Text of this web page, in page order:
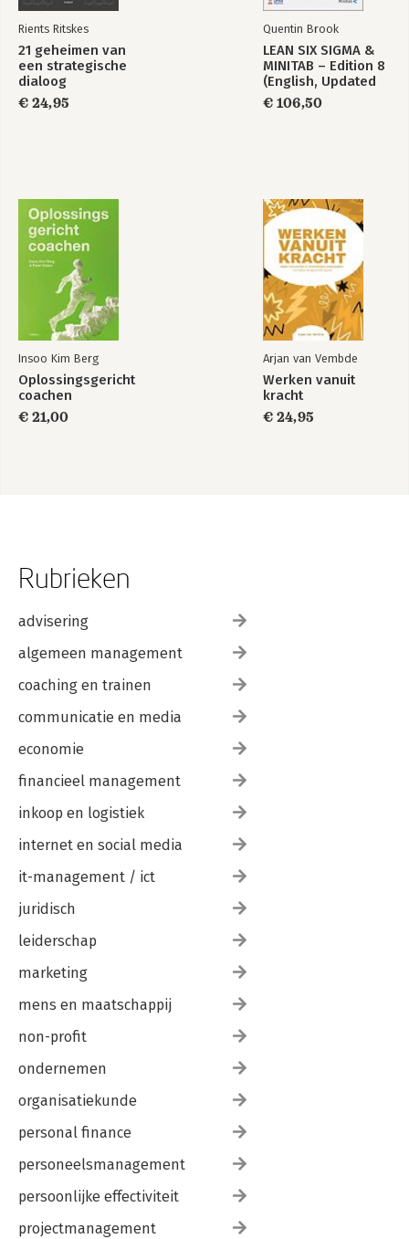
18 Relatiegeschenken die indruk maken 115
Vergeet het kerstgeschenk, ga voor onderscheidend
19 Aanbevelingen en referenties 119
De meest geloofwaardige reclame komt van klanten
20 Supporters en ambassadeurs 125
Koester de parels in je klantenbestand
Daniëlle de Jonge 141
Rients Ritskes
21 geheimen van
een strategische
dialoog
€ 24,95
Quentin Brook
LEAN SIX SIGMA &
MINITAB – Edition 8
(English, Updated
to Minitab 22)
€ 106,50
Insoo Kim Berg
Oplossingsgericht
coachen
€ 21,00
Arjan van Vembde
Werken vanuit
kracht
€ 24,95
Rubrieken
advisering
algemeen management
coaching en trainen
communicatie en media
economie
financieel management
inkoop en logistiek
internet en social media
it-management / ict
juridisch
leiderschap
marketing
mens en maatschappij
non-profit
ondernemen
organisatiekunde
personal finance
personeelsmanagement
persoonlijke effectiviteit
projectmanagement